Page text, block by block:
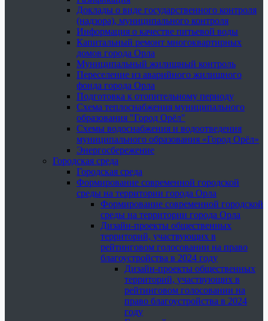
Доклады о виде государственного контроля
(надзора), муниципального контроля
Информация о качестве питьевой воды
Капитальный ремонт многоквартирных
домов города Орла
Муниципальный жилищный контроль
Переселение из аварийного жилищного
фонда города Орла
Подготовка к отопительному периоду
Схема теплоснабжения муниципального
образования "Город Орёл"
Схемы водоснабжения и водоотведения
муниципального образования «Город Орёл»
Энергосбережение
Городская среда
Городская среда
Формирование современной городской
среды на территории города Орла
Формирование современной городской
среды на территории города Орла
Дизайн-проекты общественных
территорий, участвующих в
рейтинговом голосовании на право
благоустройства в 2024 году
Дизайн-проекты общественных
территорий, участвующих в
рейтинговом голосовании на
право благоустройства в 2024
году